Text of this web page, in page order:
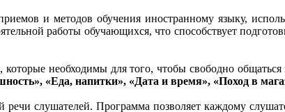
и методов обучения иностранному языку,
работы обучающихся, что способствует
необходимы для того, чтобы свободно
«Еда, напитки», «Дата и время», «Поход в
речи слушателей. Программа позволяет каждому